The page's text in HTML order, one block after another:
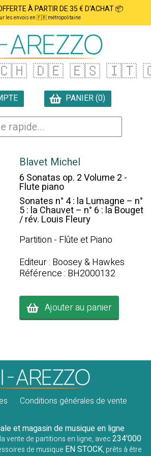
À PARTIR DE 35 € D'ACHAT 📦
les envois en 🇫🇷 métropolitaine
🇩🇪 🇪🇸 🇮🇹
PANIER (0)
Blavet Michel
6 Sonatas op. 2 Volume 2 -
Flute piano
Sonates n° 4 : la Lumagne – n°
5 : la Chauvet – n° 6 : la Bouget
/ rév. Louis Fleury
Partition - Flûte et Piano
Editeur : Boosey & Hawkes
Référence : BH2000132
Ajouter au panier
Conditions générales de vente
et magasin de musique en ligne
vente de partitions en ligne, avec234'000
de musique EN STOCK, prêts à être